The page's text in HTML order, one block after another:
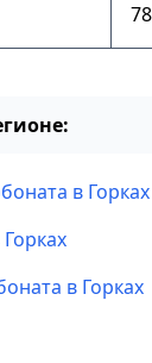
78
в Горках
в Горках